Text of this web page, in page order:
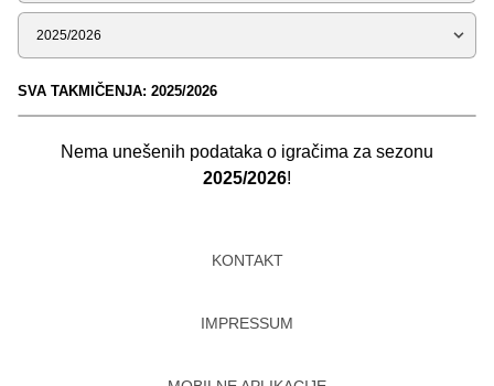
Sezona
SVA TAKMIČENJA: 2025/2026
Nema unešenih podataka o igračima za sezonu
2025/2026!
KONTAKT
IMPRESSUM